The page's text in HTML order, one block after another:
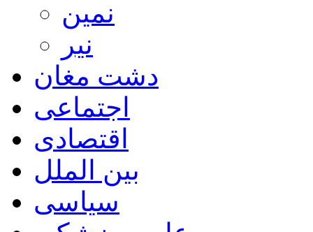
نمین
نیر
دشت مغان
اجتماعی
اقتصادی
بین الملل
سیاسی